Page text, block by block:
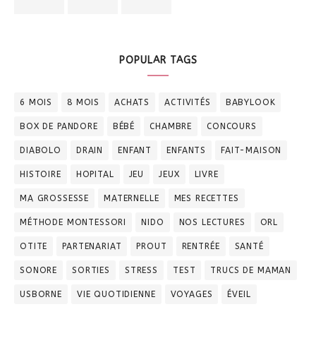
POPULAR TAGS
6 MOIS 8 MOIS ACHATS ACTIVITÉS BABYLOOK
BOX DE PANDORE BÉBÉ CHAMBRE CONCOURS
DIABOLO DRAIN ENFANT ENFANTS FAIT-MAISON
HISTOIRE HOPITAL JEU JEUX LIVRE
MA GROSSESSE MATERNELLE MES RECETTES
MÉTHODE MONTESSORI NIDO NOS LECTURES ORL
OTITE PARTENARIAT PROUT RENTRÉE SANTÉ
SONORE SORTIES STRESS TEST TRUCS DE MAMAN
USBORNE VIE QUOTIDIENNE VOYAGES ÉVEIL